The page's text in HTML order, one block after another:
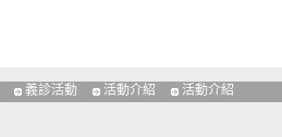
義診活動 活動介紹 活動介紹